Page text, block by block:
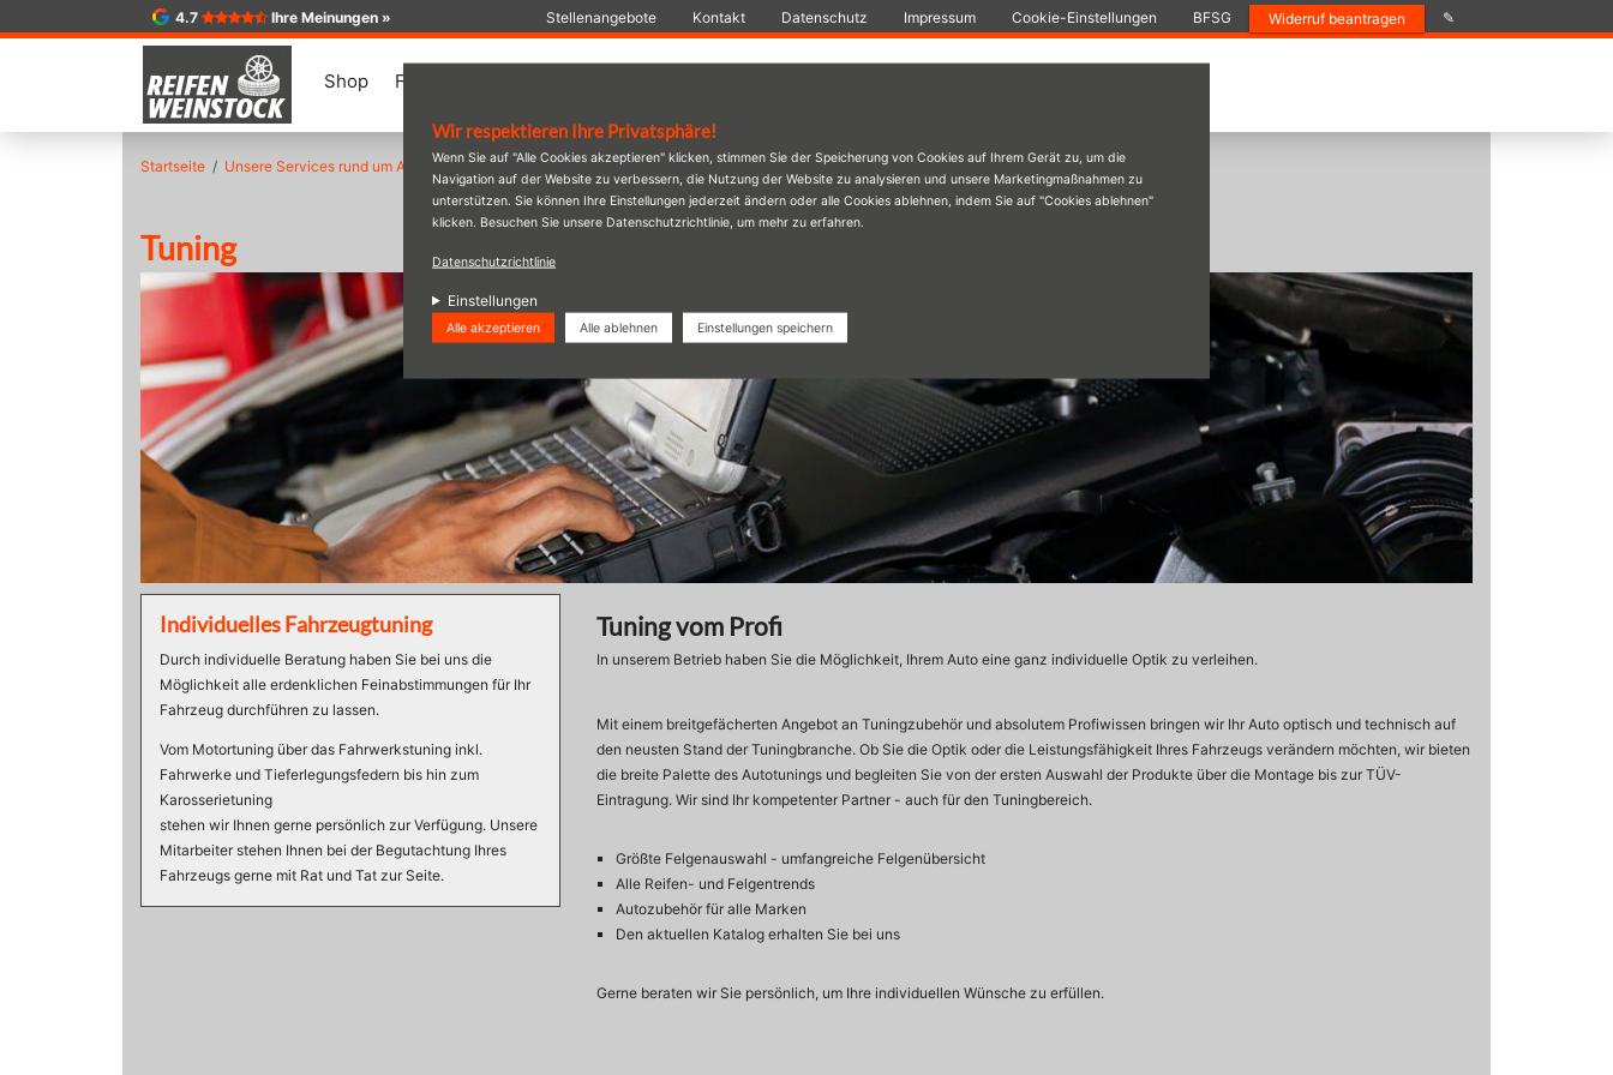
Wir respektieren Ihre Privatsphäre!
Wenn Sie auf "Alle Cookies akzeptieren" klicken, stimmen Sie der Speicherung von Cookies auf Ihrem Gerät zu, um die
Navigation auf der Website zu verbessern, die Nutzung der Website zu analysieren und unsere Marketingmaßnahmen zu
unterstützen. Sie können Ihre Einstellungen jederzeit ändern oder alle Cookies ablehnen, indem Sie auf "Cookies ablehnen"
klicken. Besuchen Sie unsere Datenschutzrichtlinie, um mehr zu erfahren.
Datenschutzrichtlinie
Einstellungen
Alle akzeptieren Alle ablehnen Einstellungen speichern
Shop Felgen-Konfigurator
Stellenangebote Kontakt Datenschutz Impressum Cookie-Einstellungen BFSG Widerruf beantragen ✎
4.7 Ihre Meinungen »
Startseite Unsere Services rund um Auto & Reifen Tuning
Tuning
Individuelles Fahrzeugtuning
Durch individuelle Beratung haben Sie bei uns die
Möglichkeit alle erdenklichen Feinabstimmungen für Ihr
Fahrzeug durchführen zu lassen.
Vom Motortuning über das Fahrwerkstuning inkl.
Fahrwerke und Tieferlegungsfedern bis hin zum
Karosserietuning
stehen wir Ihnen gerne persönlich zur Verfügung. Unsere
Mitarbeiter stehen Ihnen bei der Begutachtung Ihres
Fahrzeugs gerne mit Rat und Tat zur Seite.
Tuning vom Profi
In unserem Betrieb haben Sie die Möglichkeit, Ihrem Auto eine ganz individuelle Optik zu verleihen.
Mit einem breitgefächerten Angebot an Tuningzubehör und absolutem Profiwissen bringen wir Ihr Auto optisch und technisch auf
den neusten Stand der Tuningbranche. Ob Sie die Optik oder die Leistungsfähigkeit Ihres Fahrzeugs verändern möchten, wir bieten
die breite Palette des Autotunings und begleiten Sie von der ersten Auswahl der Produkte über die Montage bis zur TÜV-
Eintragung. Wir sind Ihr kompetenter Partner - auch für den Tuningbereich.
Größte Felgenauswahl - umfangreiche Felgenübersicht
Alle Reifen- und Felgentrends
Autozubehör für alle Marken
Den aktuellen Katalog erhalten Sie bei uns
Gerne beraten wir Sie persönlich, um Ihre individuellen Wünsche zu erfüllen.